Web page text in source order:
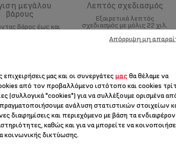
μεγάλου
βάρους
βάρος έως και
Λεπτός σχεδιασμός
Εξαιρετικά λεπτός
σχεδιασμός με μόλις 22 χιλ.
ύψος - ιδανικός ώστε να
την αποθηκεύετε εύκολα
επιχειρήσεις μας και οι συνεργάτες μας θα θέλαμε να
από τον προβαλλόμενο ιστότοπο και cookies
(συλλογικά "cookies") για να συλλέξουμε ορισμένα
ανάλυση στατιστικών στοιχείων
διαφημίσεις και περιεχόμενο με βάση τα
καθώς και για να μπορείτε να
κοινωνικής δικτύωσης.
Απόρριψη μη